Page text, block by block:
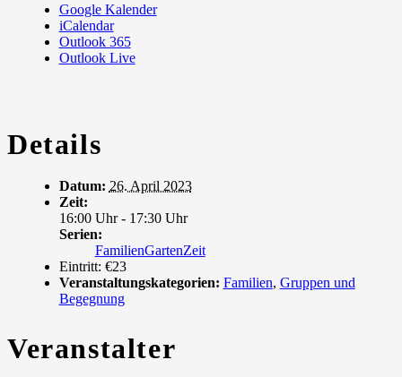
Google Kalender
iCalendar
Outlook 365
Outlook Live
Details
Datum: 26. April 2023
Zeit:
16:00 Uhr - 17:30 Uhr
Serien:
FamilienGartenZeit
Eintritt: €23
Veranstaltungskategorien: Familien, Gruppen und
Begegnung
Veranstalter